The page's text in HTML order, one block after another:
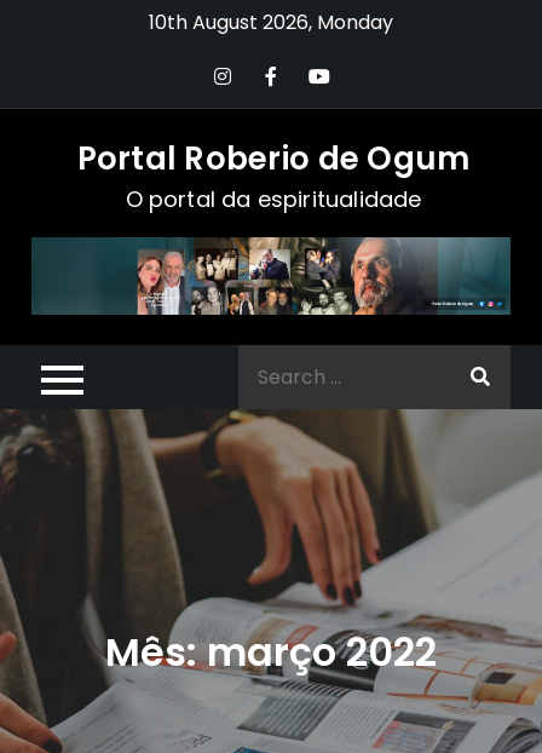
10th August 2026, Monday
Portal Roberio de Ogum
O portal da espiritualidade
Mês:março 2022